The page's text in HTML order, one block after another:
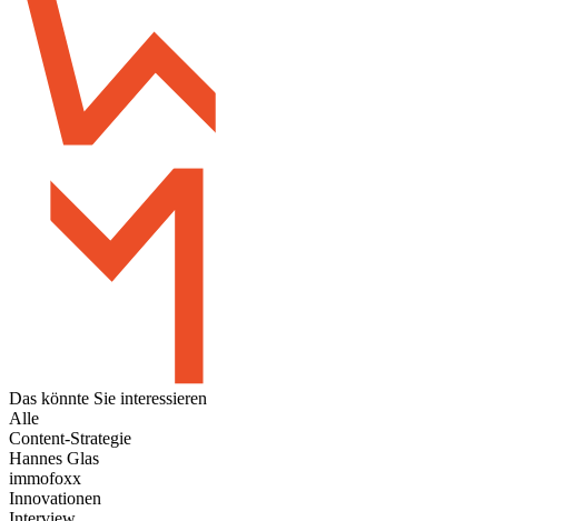
Das könnte Sie interessieren
Alle
Content-Strategie
Hannes Glas
immofoxx
Innovationen